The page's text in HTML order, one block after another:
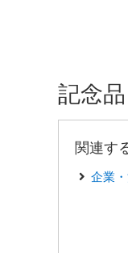
記念
関連す
企業